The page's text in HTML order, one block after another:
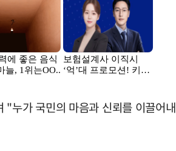
가 국민의 마음과 신뢰를 이끌어